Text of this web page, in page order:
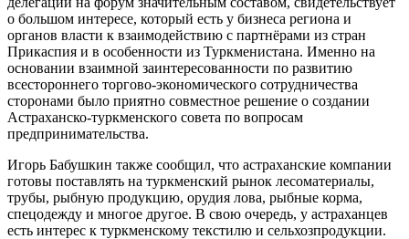
о большом интересе, который есть у бизнеса региона и
органов власти к взаимодействию с партнёрами из стран
Прикаспия и в особенности из Туркменистана. Именно на
основании взаимной заинтересованности по развитию
всестороннего торгово-экономического сотрудничества
сторонами было приятно совместное решение о создании
Астраханско-туркменского совета по вопросам
предпринимательства.
Игорь Бабушкин также сообщил, что астраханские компании
готовы поставлять на туркменский рынок лесоматериалы,
трубы, рыбную продукцию, орудия лова, рыбные корма,
спецодежду и многое другое. В свою очередь, у астраханцев
есть интерес к туркменскому текстилю и сельхозпродукции.